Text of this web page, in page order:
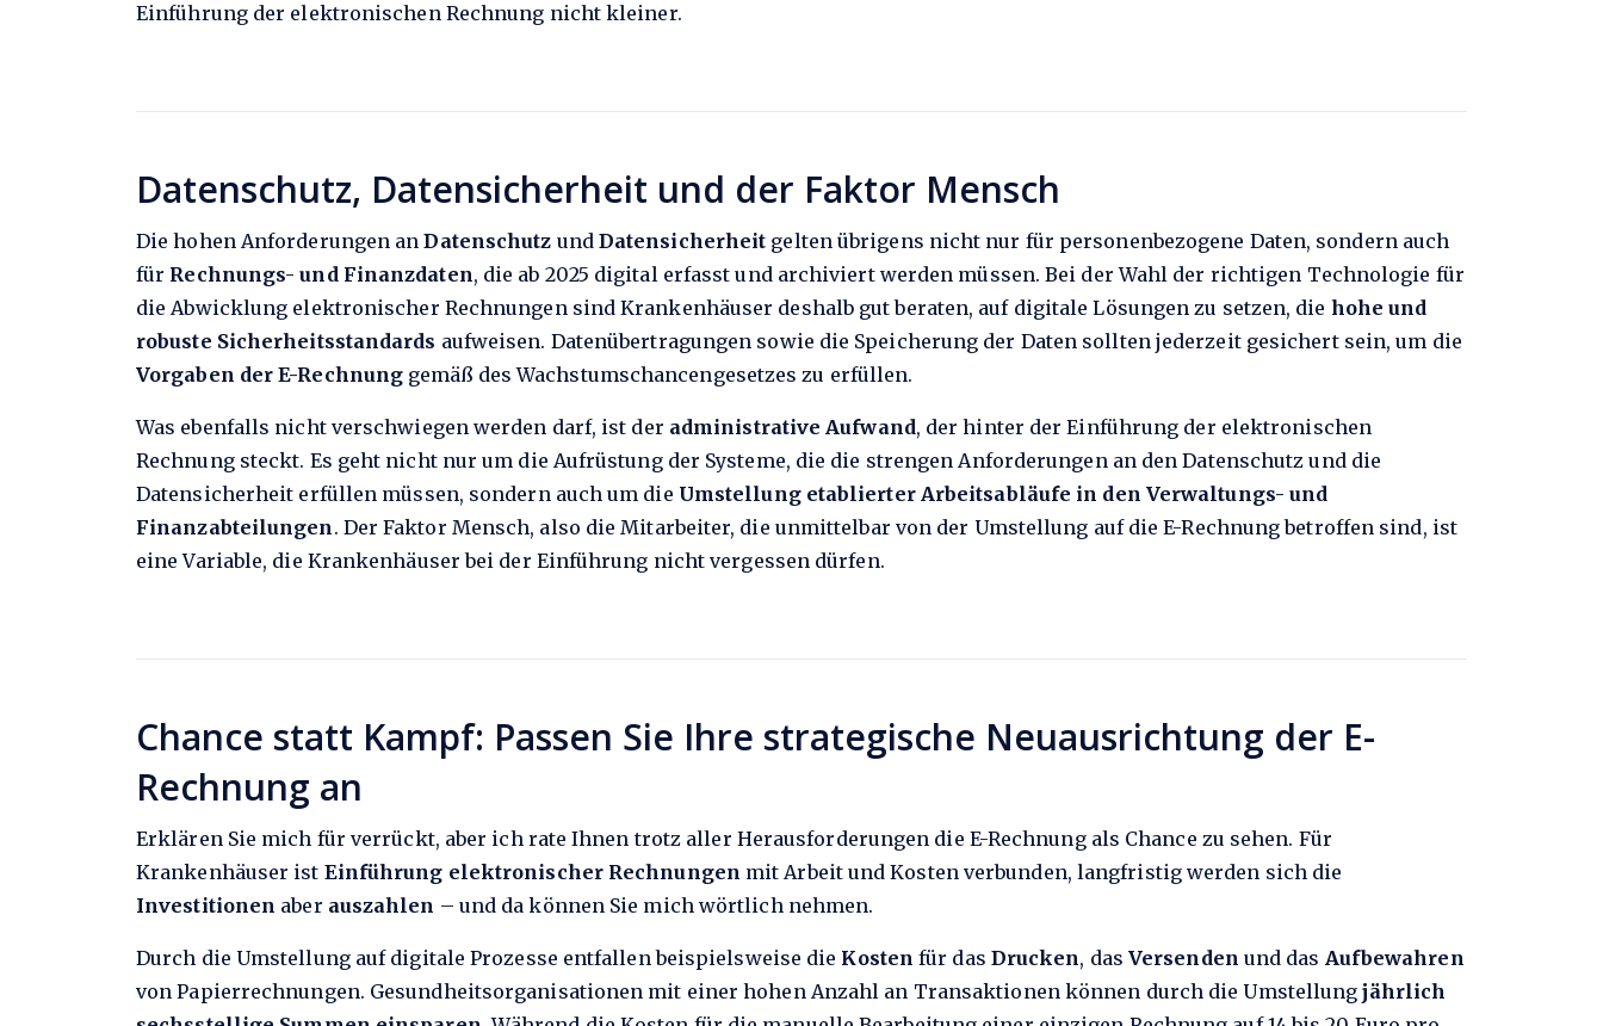
Einführung der elektronischen Rechnung nicht kleiner.
Datenschutz, Datensicherheit und der Faktor Mensch
Die hohen Anforderungen anDatenschutz und Datensicherheit gelten übrigens nicht nur für personenbezogene Daten, sondern auch
für Rechnungs- und Finanzdaten, die ab 2025 digital erfasst und archiviert werden müssen. Bei der Wahl der richtigen Technologie für
die Abwicklung elektronischer Rechnungen sind Krankenhäuser deshalb gut beraten, auf digitale Lösungen zu setzen, die hohe und
robuste Sicherheitsstandards aufweisen. Datenübertragungen sowie die Speicherung der Daten sollten jederzeit gesichert sein, um die
Vorgaben der E-Rechnung gemäß des Wachstumschancengesetzes zu erfüllen.
Was ebenfalls nicht verschwiegen werden darf, ist der administrative Aufwand, der hinter der Einführung der elektronischen
Rechnung steckt. Es geht nicht nur um die Aufrüstung der Systeme, die die strengen Anforderungen an den Datenschutz und die
Datensicherheit erfüllen müssen, sondern auch um die Umstellung etablierter Arbeitsabläufe in den Verwaltungs- und
Finanzabteilungen. Der Faktor Mensch, also die Mitarbeiter, die unmittelbar von der Umstellung auf die E-Rechnung betroffen sind, ist
eine Variable, die Krankenhäuser bei der Einführung nicht vergessen dürfen.
Chance statt Kampf: Passen Sie Ihre strategische Neuausrichtung der E-
Rechnung an
Erklären Sie mich für verrückt, aber ich rate Ihnen trotz aller Herausforderungen die E-Rechnung als Chance zu sehen. Für
Krankenhäuser ist Einführung elektronischer Rechnungen mit Arbeit und Kosten verbunden, langfristig werden sich die
Investitionen aber auszahlen – und da können Sie mich wörtlich nehmen.
Durch die Umstellung auf digitale Prozesse entfallen beispielsweise die Kosten für das Drucken, dasVersenden und das Aufbewahren
von Papierrechnungen. Gesundheitsorganisationen mit einer hohen Anzahl an Transaktionen können durch die Umstellungjährlich